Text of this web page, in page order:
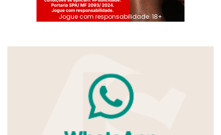
Jogue com responsabilidade. 18+